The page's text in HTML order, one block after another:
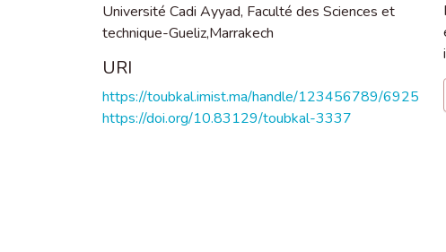
Université Cadi Ayyad, Faculté des Sciences et
technique-Gueliz,Marrakech
URI
https://toubkal.imist.ma/handle/123456789/6925
https://doi.org/10.83129/toubkal-3337